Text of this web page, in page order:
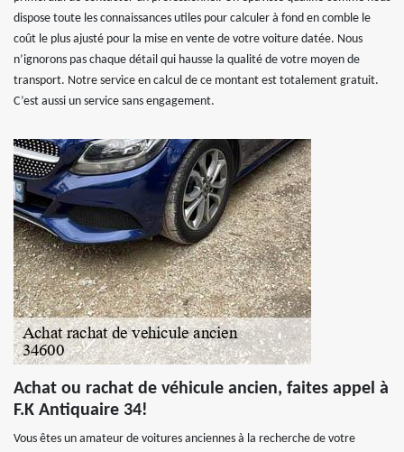
dispose toute les connaissances utiles pour calculer à fond en comble le
coût le plus ajusté pour la mise en vente de votre voiture datée. Nous
n’ignorons pas chaque détail qui hausse la qualité de votre moyen de
transport. Notre service en calcul de ce montant est totalement gratuit.
C’est aussi un service sans engagement.
Achat ou rachat de véhicule ancien, faites appel à
F.K Antiquaire 34!
Vous êtes un amateur de voitures anciennes à la recherche de votre